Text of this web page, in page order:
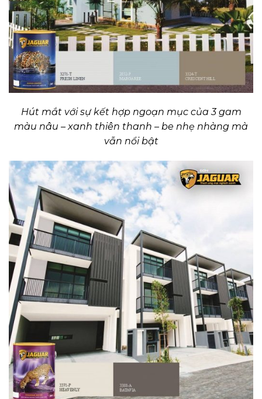
Hút mắt với sự kết hợp ngoạn mục của 3 gam
màu nâu – xanh thiên thanh – be nhẹ nhàng mà
vẫn nổi bật